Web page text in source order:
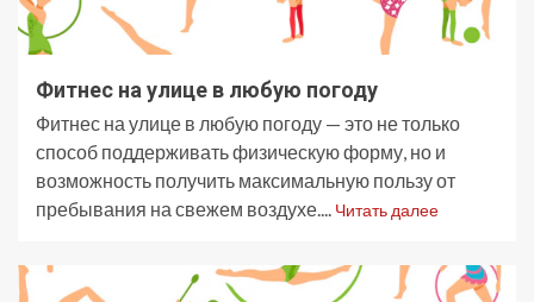
Фитнес на улице в любую погоду
Фитнес на улице в любую погоду — это не только
способ поддерживать физическую форму, но и
возможность получить максимальную пользу от
пребывания на свежем воздухе.... Читать далее